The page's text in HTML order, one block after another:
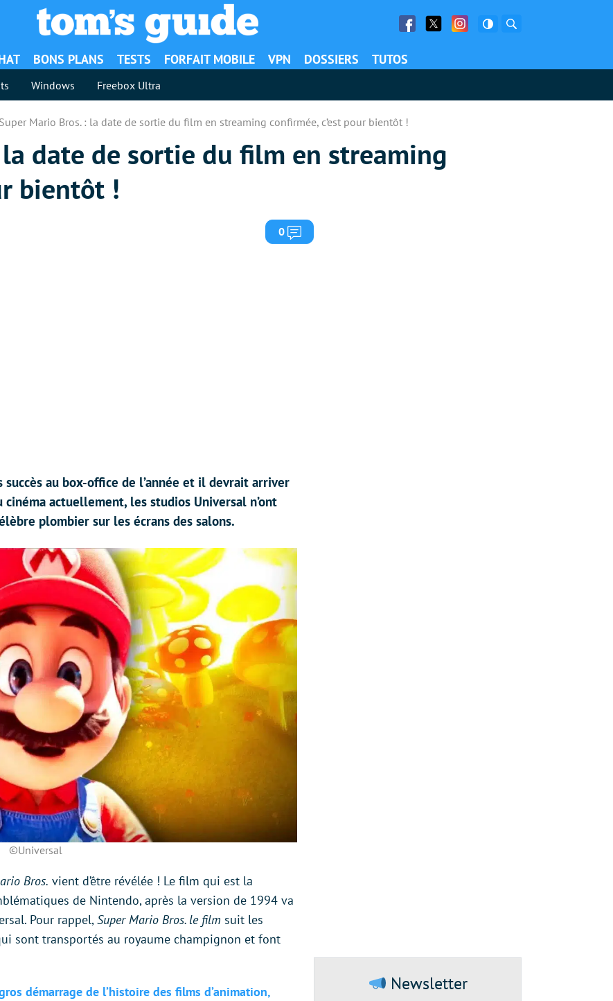
Facebook
Twitter Facebook
BONS PLANS TESTS FORFAIT MOBILE VPN DOSSIERS TUTOS
Windows Freebox Ultra
Super Mario Bros. : la date de sortie du film en streaming confirmée, c’est pour bientôt !
date de sortie du film en streaming
bientôt !
0 Commentaires
au box-office de l’année et il devrait arriver
actuellement, les studios Universal n’ont
plombier sur les écrans des salons.
©Universal
Bros. vient d’être révélée ! Le film qui est la
de Nintendo, après la version de 1994 va
Pour rappel,Super Mario Bros. le film suit les
sont transportés au royaume champignon et font
démarrage de l’histoire des films d’animation,
Newsletter